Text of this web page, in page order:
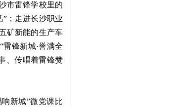
市雷锋学校里的
；走进长沙职业
矿新能的生产车
锋新城·誉满全
、传唱着雷锋赞
新城”微党课比